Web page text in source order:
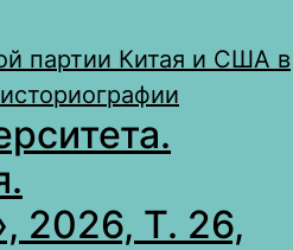
партии Китая и США в
2026, Т. 26,